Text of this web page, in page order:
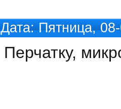
Дата: Пятница,
Перчатку,